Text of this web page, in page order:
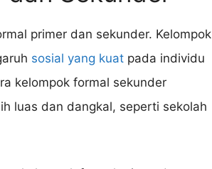
primer dan sekunder. Kelompok
sosial yang kuat pada individu
kelompok formal sekunder
luas dan dangkal, seperti sekolah